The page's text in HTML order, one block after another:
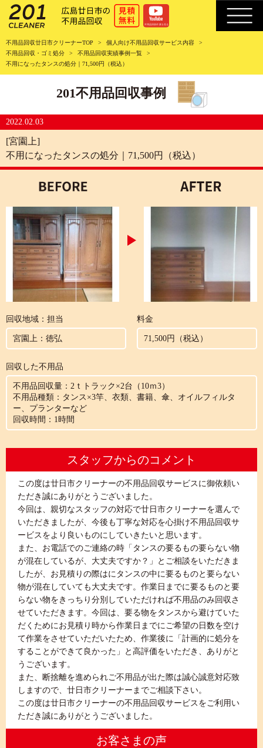
不用品回収廿日市クリーナーTOP
個人向け不用品回収サービス内容
不用品回収・ゴミ処分
不用品回収実績事例一覧
不用になったタンスの処分｜71,500円（税込）
201不用品回収事例
2022.02.03
[宮園上]
不用になったタンスの処分｜71,500円（税込）
回収地域：担当
宮園上：徳弘
料金
71,500円（税込）
回収した不用品
不用品回収量：2ｔトラック×2台（10ｍ3）
不用品種類：タンス×3竿、衣類、書籍、傘、オイルフィルタ
ー、プランターなど
回収時間：1時間
スタッフからのコメント
この度は廿日市クリーナーの不用品回収サービスに御依頼い
ただき誠にありがとうございました。
今回は、親切なスタッフの対応で廿日市クリーナーを選んで
いただきましたが、今後も丁寧な対応を心掛け不用品回収サ
ービスをより良いものにしていきたいと思います。
また、お電話でのご連絡の時「タンスの要るもの要らない物
が混在しているが、大丈夫ですか？」とご相談をいただきま
したが、お見積りの際はにタンスの中に要るものと要らない
物が混在していても大丈夫です。作業日までに要るものと要
らない物をきっちり分別していただければ不用品のみ回収さ
せていただきます。今回は、要る物をタンスから避けていた
だくためにお見積り時から作業日までにご希望の日数を空け
て作業をさせていただいたため、作業後に「計画的に処分を
することができて良かった」と高評価をいただき、ありがと
うございます。
また、断捨離を進められご不用品が出た際は誠心誠意対応致
しますので、廿日市クリーナーまでご相談下さい。
この度は廿日市クリーナーの不用品回収サービスをご利用い
ただき誠にありがとうございました。
お客さまの声